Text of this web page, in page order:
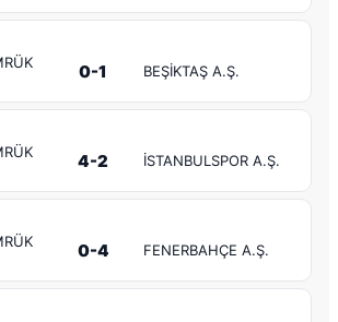
0-1 BEŞİKTAŞ A.Ş.
4-2 İSTANBULSPOR A.Ş.
0-4 FENERBAHÇE A.Ş.